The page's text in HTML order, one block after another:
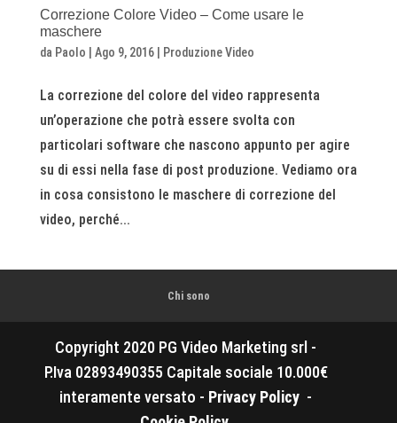
Correzione Colore Video – Come usare le
maschere
da Paolo | Ago 9, 2016| Produzione Video
La correzione del colore del video rappresenta
un’operazione che potrà essere svolta con
particolari software che nascono appunto per agire
su di essi nella fase di post produzione. Vediamo ora
in cosa consistono le maschere di correzione del
video, perché...
Chi sono
Copyright 2020 PG Video Marketing srl -
P.Iva 02893490355 Capitale sociale 10.000€
interamente versato - Privacy Policy -